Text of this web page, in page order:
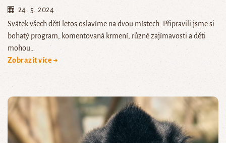
24. 5. 2024
Svátek všech dětí letos oslavíme na dvou místech. Připravili jsme si
bohatý program, komentovaná krmení, různé zajímavosti a děti
mohou…
Zobrazit více →